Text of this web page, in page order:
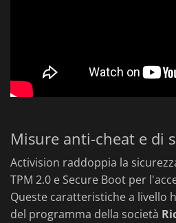
Misure anti-cheat e di
Activision raddoppia la
TPM 2.0 e Secure Boot per
Queste caratteristiche a livello
del programma della società